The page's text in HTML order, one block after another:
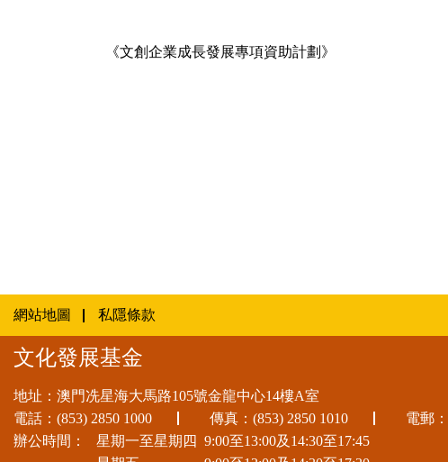
《文創企業成長發展專項資助計劃》
網站地圖 私隱條款
文化發展基金
地址：澳門冼星海大馬路105號金龍中心14樓A室
電話： (853) 2850 1000 傳真：(853) 2850 1010 電郵：
辦公時間： 星期一至星期四 9:00至13:00及14:30至17:45